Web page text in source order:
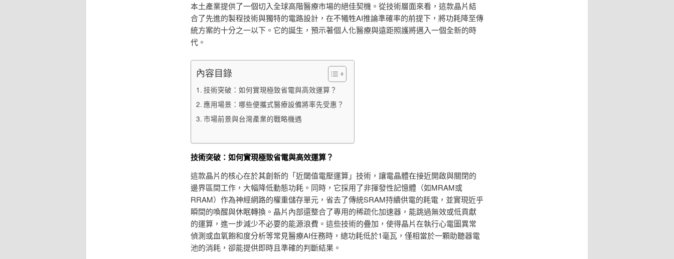
本土產業提供了一個切入全球高階醫療市場的絕佳契機。從技術層面來看，這款晶片結
合了先進的製程技術與獨特的電路設計，在不犧牲AI推論準確率的前提下，將功耗降至傳
統方案的十分之一以下。它的誕生，預示著個人化醫療與遠距照護將邁入一個全新的時
代。
內容目錄
技術突破：如何實現極致省電與高效運算？
應用場景：哪些便攜式醫療設備將率先受惠？
市場前景與台灣產業的戰略機遇
技術突破：如何實現極致省電與高效運算？
這款晶片的核心在於其創新的「近閾值電壓運算」技術，讓電晶體在接近開啟與關閉的
邊界區間工作，大幅降低動態功耗。同時，它採用了非揮發性記憶體（如MRAM或
RRAM）作為神經網路的權重儲存單元，省去了傳統SRAM持續供電的耗電，並實現近乎
瞬間的喚醒與休眠轉換。晶片內部還整合了專用的稀疏化加速器，能跳過無效或低貢獻
的運算，進一步減少不必要的能源浪費。這些技術的疊加，使得晶片在執行心電圖異常
偵測或血氧飽和度分析等常見醫療AI任務時，總功耗低於1毫瓦，僅相當於一顆助聽器電
池的消耗，卻能提供即時且準確的判斷結果。